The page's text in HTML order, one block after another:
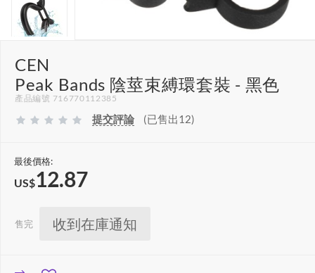
CEN
Peak Bands 陰莖束縛環套裝 - 黑色
產品編號 716770112385
提交評論 (已售出12)
最後價格:
US$12.87
售完 收到在庫通知